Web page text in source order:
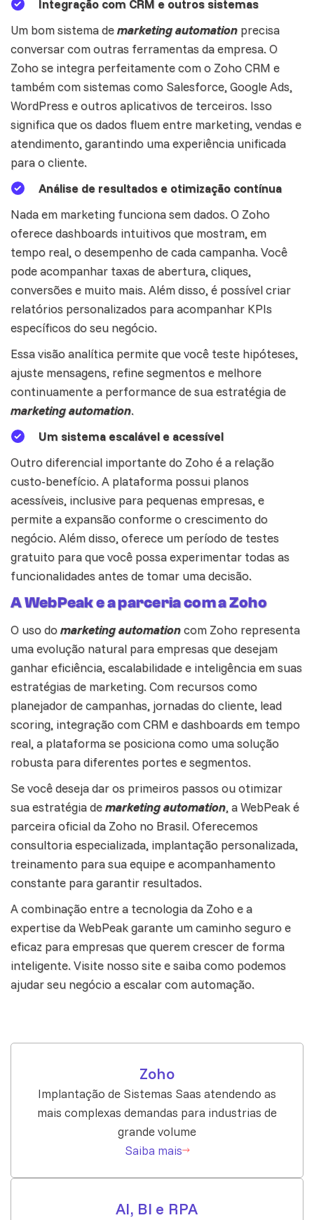
Integração com CRM e outros sistemas
Um bom sistema demarketing automation precisa
conversar com outras ferramentas da empresa. O
Zoho se integra perfeitamente com o Zoho CRM e
também com sistemas como Salesforce, Google Ads,
WordPress e outros aplicativos de terceiros. Isso
significa que os dados fluem entre marketing, vendas e
atendimento, garantindo uma experiência unificada
para o cliente.
Análise de resultados e otimização contínua
Nada em marketing funciona sem dados. O Zoho
oferece dashboards intuitivos que mostram, em
tempo real, o desempenho de cada campanha. Você
pode acompanhar taxas de abertura, cliques,
conversões e muito mais. Além disso, é possível criar
relatórios personalizados para acompanhar KPIs
específicos do seu negócio.
Essa visão analítica permite que você teste hipóteses,
ajuste mensagens, refine segmentos e melhore
continuamente a performance de sua estratégia de
marketing automation.
Um sistema escalável e acessível
Outro diferencial importante do Zoho é a relação
custo-benefício. A plataforma possui planos
acessíveis, inclusive para pequenas empresas, e
permite a expansão conforme o crescimento do
negócio. Além disso, oferece um período de testes
gratuito para que você possa experimentar todas as
funcionalidades antes de tomar uma decisão.
A WebPeak e a parceria com a Zoho
O uso domarketing automationcom Zoho representa
uma evolução natural para empresas que desejam
ganhar eficiência, escalabilidade e inteligência em suas
estratégias de marketing. Com recursos como
planejador decampanhas, jornadas do cliente, lead
scoring, integração com CRM e dashboards em tempo
real, a plataforma se posiciona como uma solução
robusta para diferentes portes e segmentos.
Se você deseja dar os primeiros passos ou otimizar
sua estratégia demarketing automation, a WebPeak é
parceira oficial da Zoho no Brasil. Oferecemos
consultoria especializada, implantação personalizada,
treinamento para sua equipe e acompanhamento
constante para garantir resultados.
A combinação entre a tecnologia da Zoho e a
expertise da WebPeak garante um caminho seguro e
eficaz para empresas que querem crescer de forma
inteligente. Visite nosso sitee saiba como podemos
ajudar seu negócio a escalar com automação.
Zoho
Implantação de Sistemas Saas atendendo as
mais complexas demandas para industrias de
grande volume
Saiba mais
AI, BI e RPA